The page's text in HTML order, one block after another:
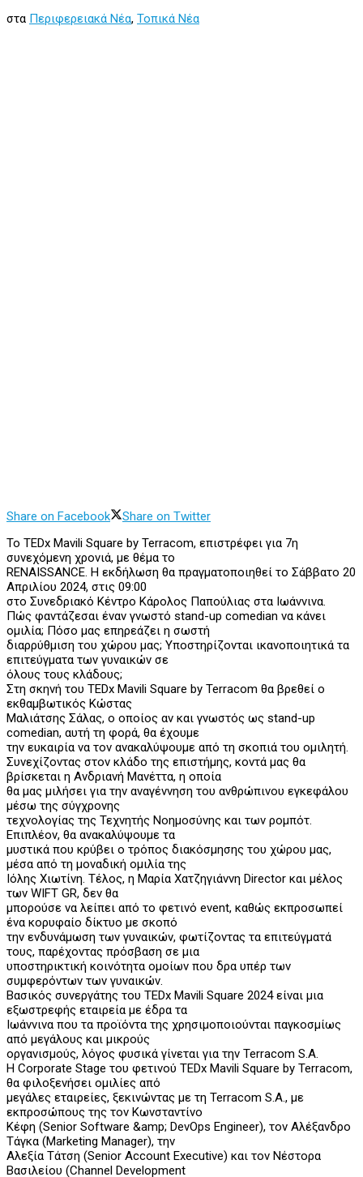
στα Περιφερειακά Νέα, Τοπικά Νέα
Share on Facebook
Share on Twitter
Το TEDx Mavili Square by Terracom, επιστρέφει για 7η
συνεχόμενη χρονιά, με θέμα το
RENAISSANCE. Η εκδήλωση θα πραγματοποιηθεί το Σάββατο 20
Απριλίου 2024, στις 09:00
στο Συνεδριακό Κέντρο Κάρολος Παπούλιας στα Ιωάννινα.
Πώς φαντάζεσαι έναν γνωστό stand-up comedian να κάνει
ομιλία; Πόσο μας επηρεάζει η σωστή
διαρρύθμιση του χώρου μας; Υποστηρίζονται ικανοποιητικά τα
επιτεύγματα των γυναικών σε
όλους τους κλάδους;
Στη σκηνή του TEDx Mavili Square by Terracom θα βρεθεί ο
εκθαμβωτικός Κώστας
Μαλιάτσης Σάλας, ο οποίος αν και γνωστός ως stand-up
comedian, αυτή τη φορά, θα έχουμε
την ευκαιρία να τον ανακαλύψουμε από τη σκοπιά του ομιλητή.
Συνεχίζοντας στον κλάδο της επιστήμης, κοντά μας θα
βρίσκεται η Ανδριανή Μανέττα, η οποία
θα μας μιλήσει για την αναγέννηση του ανθρώπινου εγκεφάλου
μέσω της σύγχρονης
τεχνολογίας της Τεχνητής Νοημοσύνης και των ρομπότ.
Επιπλέον, θα ανακαλύψουμε τα
μυστικά που κρύβει ο τρόπος διακόσμησης του χώρου μας,
μέσα από τη μοναδική ομιλία της
Ιόλης Χιωτίνη. Τέλος, η Μαρία Χατζηγιάννη Director και μέλος
των WIFT GR, δεν θα
μπορούσε να λείπει από το φετινό event, καθώς εκπροσωπεί
ένα κορυφαίο δίκτυο με σκοπό
την ενδυνάμωση των γυναικών, φωτίζοντας τα επιτεύγματά
τους, παρέχοντας πρόσβαση σε μια
υποστηρικτική κοινότητα ομοίων που δρα υπέρ των
συμφερόντων των γυναικών.
Βασικός συνεργάτης του TEDx Mavili Square 2024 είναι μια
εξωστρεφής εταιρεία με έδρα τα
Ιωάννινα που τα προϊόντα της χρησιμοποιούνται παγκοσμίως
από μεγάλους και μικρούς
οργανισμούς, λόγος φυσικά γίνεται για την Terracom S.A.
Η Corporate Stage του φετινού TEDx Mavili Square by Terracom,
θα φιλοξενήσει ομιλίες από
μεγάλες εταιρείες, ξεκινώντας με τη Terracom S.A., με
εκπροσώπους της τον Κωνσταντίνο
Κέφη (Senior Software &amp; DevOps Engineer), τον Αλέξανδρο
Τάγκα (Marketing Manager), την
Αλεξία Τάτση (Senior Account Executive) και τον Νέστορα
Βασιλείου (Channel Development